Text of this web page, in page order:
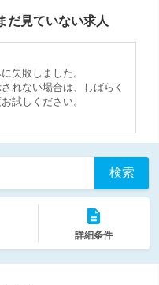
だ見ていない求人
失敗しました。
れない場合は、しばらく
試しください。
検索
詳細条件